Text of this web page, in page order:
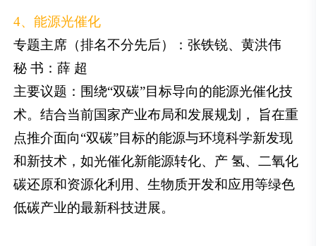
4、能源光催化
专题主席（排名不分先后）：张铁锐、黄洪伟
秘 书：薛 超
主要议题：围绕“双碳”目标导向的能源光催化技
术。结合当前国家产业布局和发展规划， 旨在重
点推介面向“双碳”目标的能源与环境科学新发现
和新技术，如光催化新能源转化、产 氢、二氧化
碳还原和资源化利用、生物质开发和应用等绿色
低碳产业的最新科技进展。